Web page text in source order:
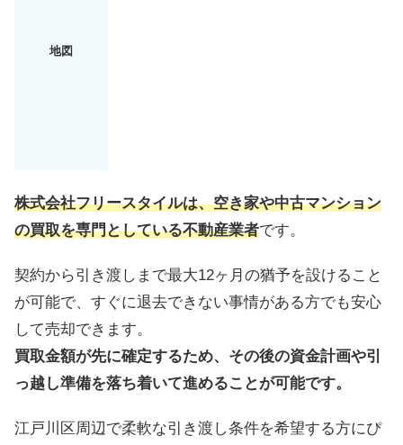
地図
株式会社フリースタイルは、空き家や中古マンション
の買取を専門としている不動産業者です。
契約から引き渡しまで最大12ヶ月の猶予を設けること
が可能で、すぐに退去できない事情がある方でも安心
して売却できます。
買取金額が先に確定するため、その後の資金計画や引
っ越し準備を落ち着いて進めることが可能です。
江戸川区周辺で柔軟な引き渡し条件を希望する方にぴ